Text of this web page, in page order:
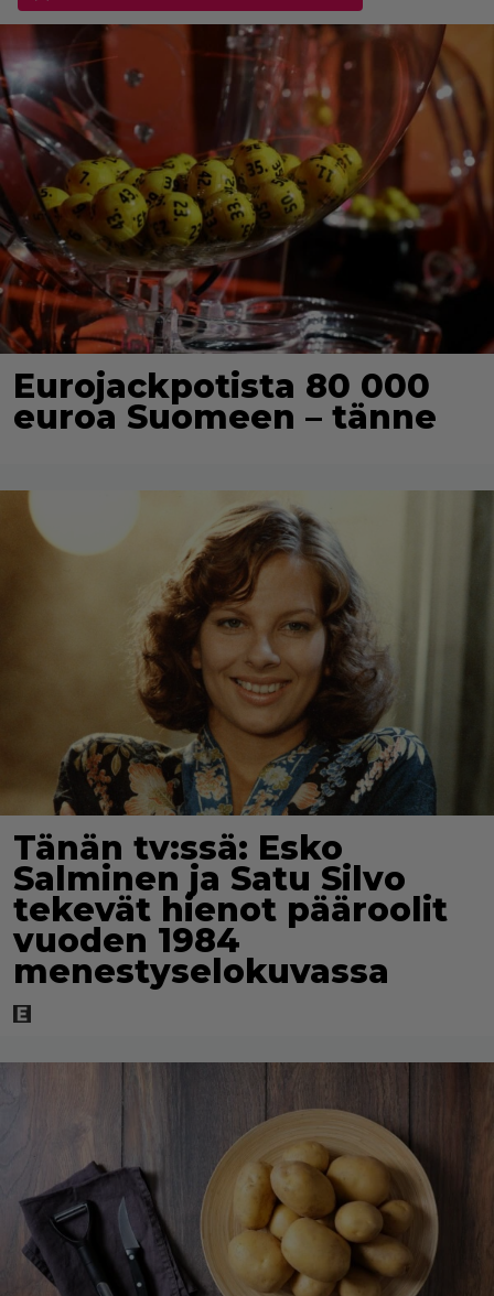
Eurojackpotista 80 000
euroa Suomeen – tänne
Tänän tv:ssä: Esko
Salminen ja Satu Silvo
tekevät hienot pääroolit
vuoden 1984
menestyselokuvassa